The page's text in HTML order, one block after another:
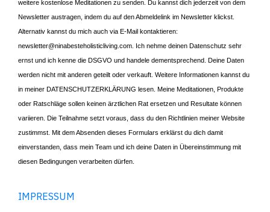
weitere kostenlose Meditationen zu senden. Du kannst dich jederzeit von dem
Newsletter austragen, indem du auf den Abmeldelink im Newsletter klickst.
Alternativ kannst du mich auch via E-Mail kontaktieren:
newsletter@ninabesteholisticliving.com. Ich nehme deinen Datenschutz sehr
ernst und ich kenne die DSGVO und handele dementsprechend. Deine Daten
werden nicht mit anderen geteilt oder verkauft. Weitere Informationen kannst du
in meiner DATENSCHUTZERKLÄRUNG lesen. Meine Meditationen, Produkte
oder Ratschläge sollen keinen ärztlichen Rat ersetzen und Resultate können
variieren. Die Teilnahme setzt voraus, dass du den Richtlinien meiner Website
zustimmst. Mit dem Absenden dieses Formulars erklärst du dich damit
einverstanden, dass mein Team und ich deine Daten in Übereinstimmung mit
diesen Bedingungen verarbeiten dürfen.
IMPRESSUM